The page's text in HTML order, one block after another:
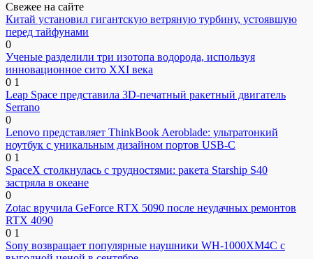
Свежее на сайте
Китай установил гигантскую ветряную турбину, устоявшую
перед тайфунами
0
Ученые разделили три изотопа водорода, используя
инновационное сито XXI века
0 1
Leap Space представила 3D-печатный ракетный двигатель
Serrano
0
Lenovo представляет ThinkBook Aeroblade: ультратонкий
ноутбук с уникальным дизайном портов USB-C
0 1
SpaceX столкнулась с трудностями: ракета Starship S40
застряла в океане
0
Zotac вручила GeForce RTX 5090 после неудачных ремонтов
RTX 4090
0 1
Sony возвращает популярные наушники WH-1000XM4C с